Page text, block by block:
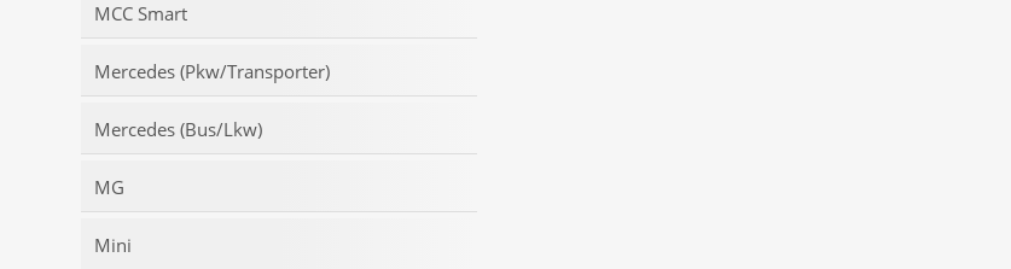
MCC Smart
Mercedes (Pkw/Transporter)
Mercedes (Bus/Lkw)
MG
Mini